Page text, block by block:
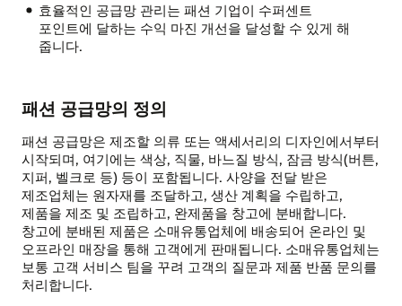
효율적인 공급망 관리는 패션 기업이 수퍼센트
포인트에 달하는 수익 마진 개선을 달성할 수 있게 해
줍니다.
패션 공급망의 정의
패션 공급망은 제조할 의류 또는 액세서리의 디자인에서부터
시작되며, 여기에는 색상, 직물, 바느질 방식, 잠금 방식(버튼,
지퍼, 벨크로 등) 등이 포함됩니다. 사양을 전달 받은
제조업체는 원자재를 조달하고, 생산 계획을 수립하고,
제품을 제조 및 조립하고, 완제품을 창고에 분배합니다.
창고에 분배된 제품은 소매유통업체에 배송되어 온라인 및
오프라인 매장을 통해 고객에게 판매됩니다. 소매유통업체는
보통 고객 서비스 팀을 꾸려 고객의 질문과 제품 반품 문의를
처리합니다.